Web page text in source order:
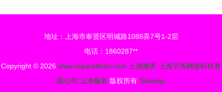
格，厂家长
示
地址：上海市奉贤区明城路1088弄7号1-2层
电话：1860287**
Copyright © 2026 www.uspsretbmn.com 上海服务
上海宇洛网络科技有
限公司
上海服务 版权所有 Sitemap